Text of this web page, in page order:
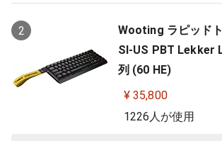
2
Wooting ラピッド
SI-US PBT Lekker
列 (60 HE)
¥ 35,800
1226人が使用